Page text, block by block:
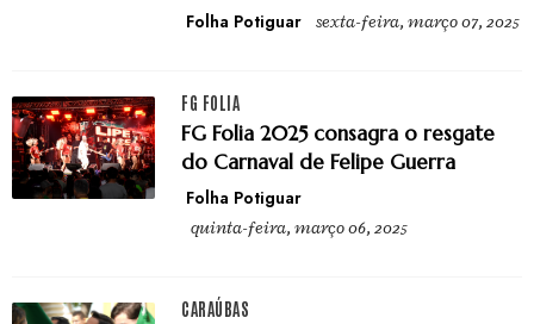
Folha Potiguar sexta-feira, março 07, 2025
FG FOLIA
FG Folia 2025 consagra o resgate
do Carnaval de Felipe Guerra
Folha Potiguar
quinta-feira, março 06, 2025
CARAÚBAS